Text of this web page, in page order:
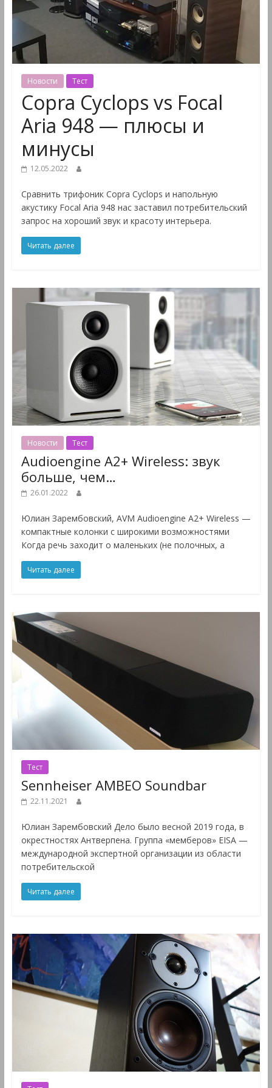
Мультимедиа
Новости Тест
Copra Cyclops vs Focal
Aria 948 — плюсы и
минусы
12.05.2022
Сравнить трифоник Copra Cyclops и напольную
акустику Focal Aria 948 нас заставил потребительский
запрос на хороший звук и красоту интерьера.
Читать далее
Новости Тест
Audioengine A2+ Wireless: звук
больше, чем…
26.01.2022
Юлиан Зарембовский, AVM Audioengine A2+ Wireless —
компактные колонки с широкими возможностями
Когда речь заходит о маленьких (не полочных, а
Читать далее
Тест
Sennheiser AMBEO Soundbar
22.11.2021
Юлиан Зарембовский Дело было весной 2019 года, в
окрестностях Антверпена. Группа «мемберов» EISA —
международной экспертной организации из области
потребительской
Читать далее